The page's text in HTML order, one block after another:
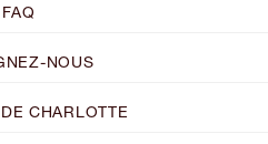
FAQ
NOUS
CHARLOTTE